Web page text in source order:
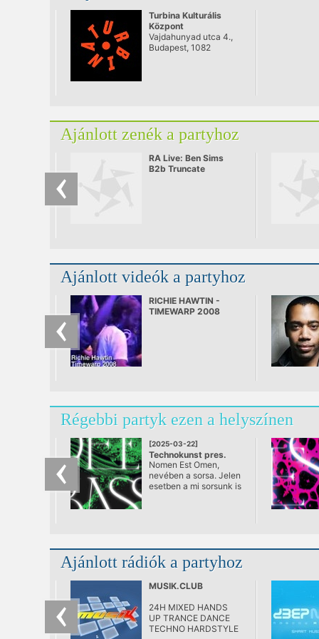
Turbina Kulturális
Központ
Vajdahunyad utca 4.,
Budapest, 1082
Ajánlott zenék a partyhoz
RA Live: Ben Sims
B2b Truncate
Ajánlott videók a partyhoz
RICHIE HAWTIN -
TIMEWARP 2008
Régebbi partyk ezen a helyszínen
[2025-03-22]
Technokunst pres.
Acidmoon w/
Deepbass
@ Turbina Kulturális
Nomen Est Omen,
nevében a sorsa. Jelen
esetben a mi sorsunk is
öröm, hogy elfogadta
meghívásunkat
budapesti
rezidenciánkba.
Ajánlott rádiók a partyhoz
MUSIK.CLUB
24H MIXED HANDS
UP TRANCE DANCE
TECHNO HARDSTYLE